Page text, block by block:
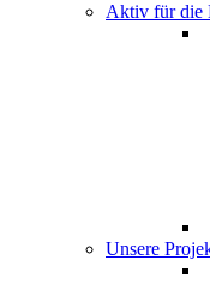
Aktiv für die
Unsere